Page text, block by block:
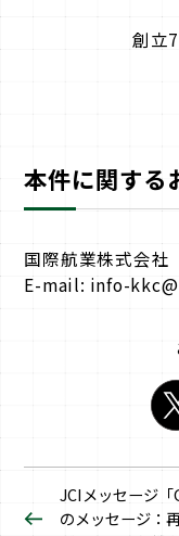
創立
本件に関する
国際航業株式会
E-mail: info-
JCIメッセージ
のメッセージ：